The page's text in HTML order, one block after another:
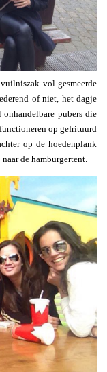
vol gesmeerde
of niet, het dagje
pubers die
op gefrituurd
op de hoedenplank
de hamburgertent.